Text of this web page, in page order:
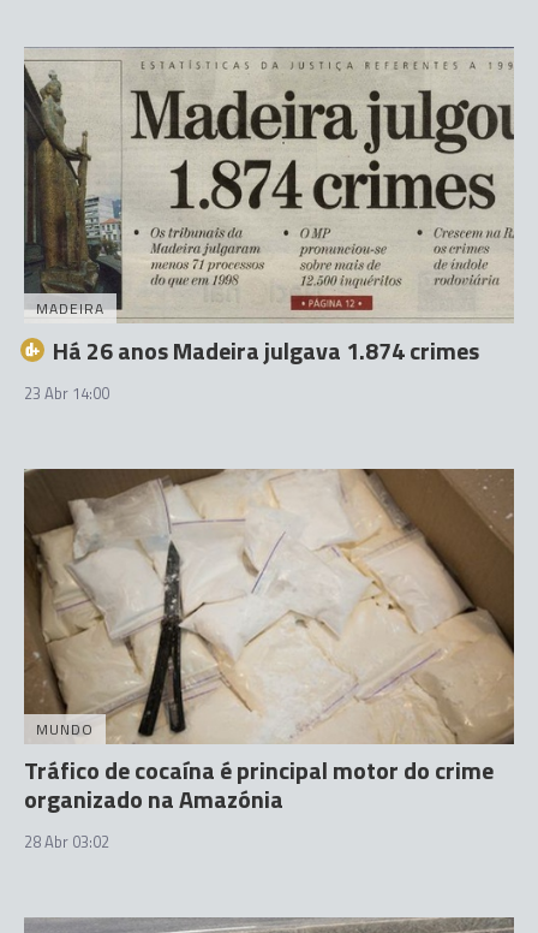
MADEIRA
Há 26 anos Madeira julgava 1.874 crimes
23 Abr 14:00
MUNDO
Tráfico de cocaína é principal motor do crime
organizado na Amazónia
28 Abr 03:02